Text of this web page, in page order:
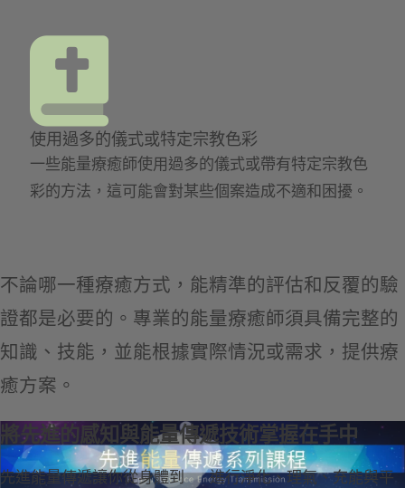
使用過多的儀式或特定宗教色彩
一些能量療癒師使用過多的儀式或帶有特定宗教色
彩的方法，這可能會對某些個案造成不適和困擾。
不論哪一種療癒方式，能精準的評估和反覆的驗
證都是必要的。專業的能量療癒師須具備完整的
知識、技能，並能根據實際情況或需求，提供療
癒方案。
將先進的感知與能量傳遞技術掌握在手中
先進能量傳遞讓你從身體到
進行淨化、理氣、充能與平